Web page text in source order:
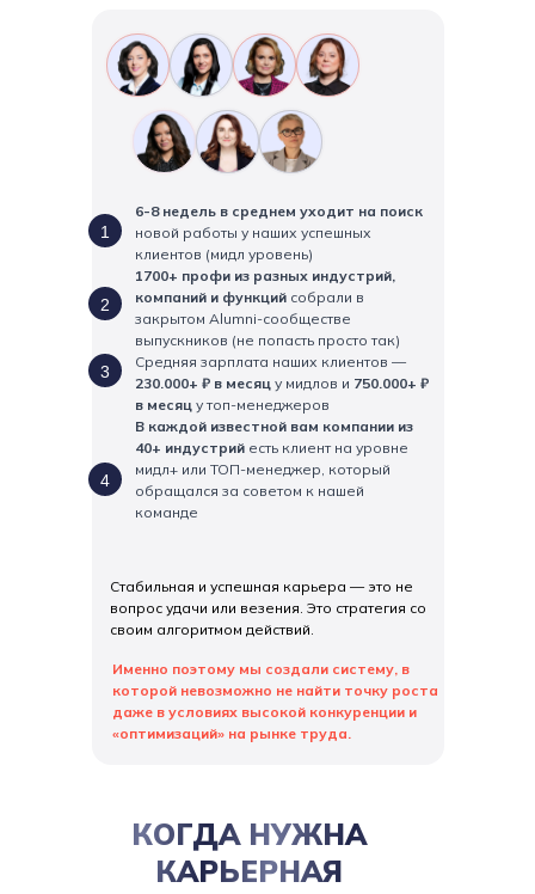
1
2
3
4
6-8 недель в среднем уходит на поиск
новой работы у наших успешных
клиентов (мидл уровень)
1700+ профи из разных индустрий,
компаний и функций собрали в
закрытом Alumni-сообществе
выпускников (не попасть просто так)
Средняя зарплата наших клиентов —
230.000+ ₽ в месяц у мидлов и 750.000+ ₽
в месяц у топ-менеджеров
В каждой известной вам компании из
40+ индустрий есть клиент на уровне
мидл+ или ТОП-менеджер, который
обращался за советом к нашей
команде
Стабильная и успешная карьера — это не
вопрос удачи или везения. Это стратегия со
своим алгоритмом действий.
Именно поэтому мы создали систему, в
которой невозможно не найти точку роста
даже в условиях высокой конкуренции и
«оптимизаций» на рынке труда.
КОГДА НУЖНА
КАРЬЕРНАЯ